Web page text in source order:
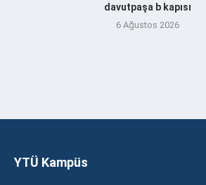
davutpaşa b kapısı
6 Ağustos 2026
YTÜ Kampüs